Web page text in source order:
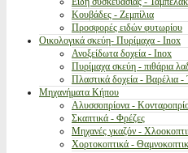
Κουβάδες - Ζεμπίλια
Προσφορές ειδών φυτωρίου
Οικολογικά σκεύη- Πυρίμαχα - Inox
Ανοξείδωτα δοχεία - Inox
Πυρίμαχα σκεύη - πιθάρια
Πλαστικά δοχεία - Βαρέλια -
Μηχανήματα Κήπου
Αλυσσοπρίονα -
Σκαπτικά - Φρέζες
Μηχανές γκαζόν -
Χορτοκοπτικά -